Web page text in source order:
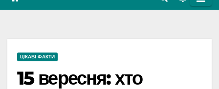
ЦІКАВІ ФАКТИ
15 вересня: хто